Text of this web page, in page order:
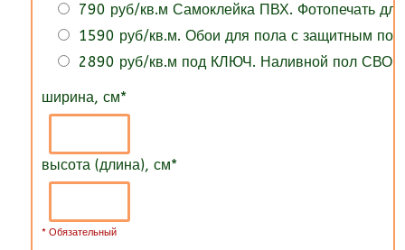
790 руб/кв.м Самоклейка ПВХ. Фотопечать
1590 руб/кв.м. Обои для пола с защитным
2890 руб/кв.м под КЛЮЧ. Наливной пол
ширина, см*
высота (длина), см*
* Обязательный